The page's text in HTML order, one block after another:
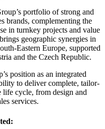
portfolio of strong and
brands, complementing the
in turnkey projects and value
geographic synergies in
Eastern Europe, supported
and the Czech Republic.
position as an integrated
to deliver complete, tailor-
life cycle, from design and
services.